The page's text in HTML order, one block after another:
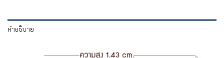
คำอธิบาย